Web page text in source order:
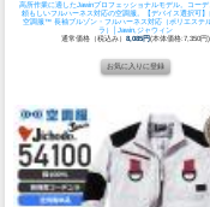
高所作業に適したJawinプロフェッショナルモデル。コー
頼もしいフルハーネス対応の空調服。
【デバイス選択可
空調服™ 長袖ブルゾン・フルハーネス対応（ポリエステ
ラ）│Jawin,ジャウィン
通常価格（税込み）8,085円(本体価格:7,350円)